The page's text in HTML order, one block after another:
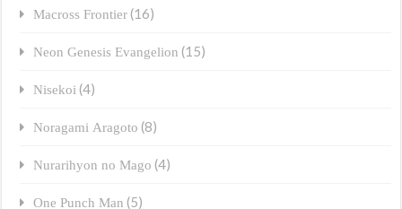
Macross Frontier (16)
Neon Genesis Evangelion (15)
Nisekoi (4)
Noragami Aragoto (8)
Nurarihyon no Mago (4)
One Punch Man (5)